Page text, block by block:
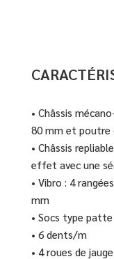
• Châssis
80 mm et poutre
• Châssis
effet avec une
• Vibro : 4
mm
• Socs type
• 6 dents/m
• 4 roues de